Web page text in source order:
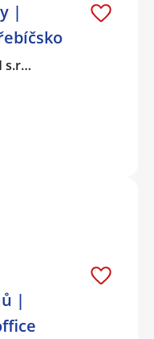
|
s.r…
|